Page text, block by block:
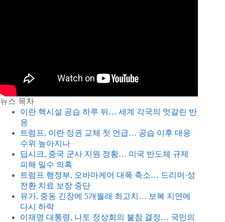
뉴스 목차
이란 핵시설 공습 하루 뒤… 세계 각국의 엇갈린 반
응
트럼프, 이란 정권 교체 첫 언급… 공습 이후 대응
수위 높아지나
딥시크, 중국 군사 지원 정황… 미국 반도체 규제
피해 밀수 의혹
트럼프 행정부, 오바마케어 대폭 축소… 드리머·성
전환 치료 보장 중단
유가, 중동 긴장에 5개월래 최고치… 보복 지연에
다시 하락
이재명 대통령, 나토 정상회의 불참 결정… 국민의